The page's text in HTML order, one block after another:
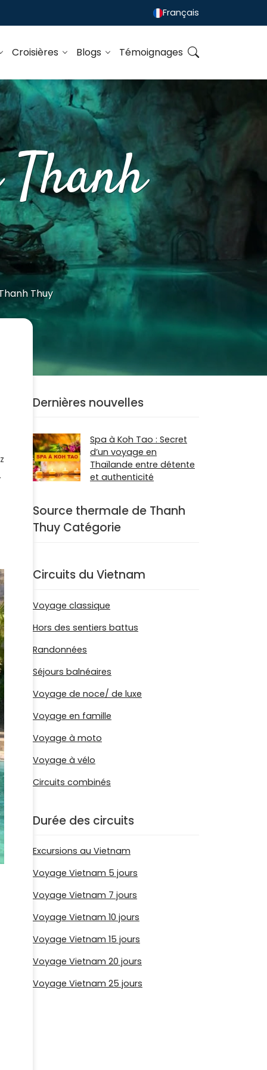
Français
Croisières Blogs Témoignages
Thuy
Dernières nouvelles
Spa à Koh Tao : Secret
d’un voyage en
Thaïlande entre détente
et authenticité
Source thermale de Thanh
Thuy Catégorie
Circuits du Vietnam
Voyage classique
Hors des sentiers battus
Randonnées
Séjours balnéaires
Voyage de noce/ de luxe
Voyage en famille
Voyage à moto
Voyage à vélo
Circuits combinés
Durée des circuits
Excursions au Vietnam
Voyage Vietnam 5 jours
Voyage Vietnam 7 jours
Voyage Vietnam 10 jours
Voyage Vietnam 15 jours
Voyage Vietnam 20 jours
Voyage Vietnam 25 jours